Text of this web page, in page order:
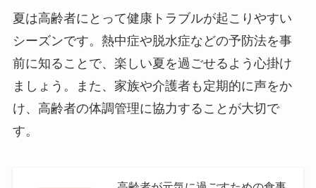
夏は高齢者にとって健康トラブルが起こりやすい
シーズンです。熱中症や脱水症などの予防法を事
前に知ることで、楽しい夏を過ごせるよう心掛け
ましょう。また、家族や介護者も定期的に声をか
け、高齢者の体調管理に協力することが大切で
す。